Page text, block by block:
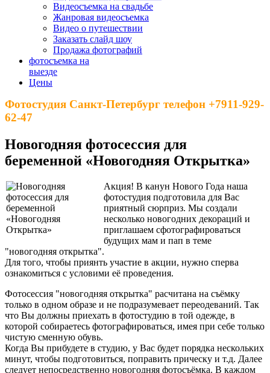
Видеосъемка на свадьбе
Жанровая видеосъемка
Видео о путешествии
Заказать слайд шоу
Продажа фотографий
фотосъемка на
выезде
Цены
Фотостудия Санкт-Петербург телефон +7911-929-
62-47
Новогодняя фотосессия для
беременной «Новогодняя Открытка»
Акция! В канун Нового Года наша
фотостудия подготовила для Вас
приятный сюрприз. Мы создали
несколько новогодних декораций и
приглашаем сфотографироваться
будущих мам и пап в теме
"новогодняя открытка".
Для того, чтобы приянть участие в акции, нужно сперва
ознакомиться с условими её проведения.
Фотосессия "новогодняя открытка" расчитана на съёмку
только в одном образе и не подразумевает переодеваний. Так
что Вы должны приехать в фотостудию в той одежде, в
которой собираетесь фотографироваться, имея при себе только
чистую сменную обувь.
Когда Вы прибудете в студию, у Вас будет порядка нескольких
минут, чтобы подготовиться, поправить прическу и т.д. Далее
следует непосредственно новогодняя фотосъёмка. В каждом